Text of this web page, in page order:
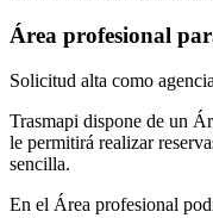
Área profesional
Solicitud alta como
Trasmapi dispone de un
le permitirá realizar
sencilla.
En el Área profesional